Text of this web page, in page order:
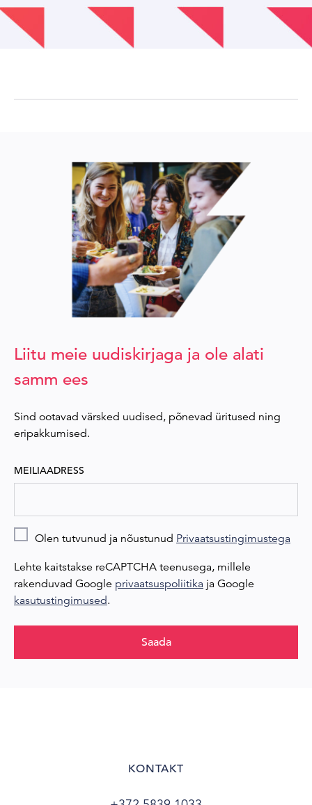
Liitu meie uudiskirjaga ja ole alati
samm ees
Sind ootavad värsked uudised, põnevad üritused ning
eripakkumised.
MEILIAADRESS
Olen tutvunud ja nõustunud Privaatsustingimustega
Lehte kaitstakse reCAPTCHA teenusega, millele
rakenduvad Google privaatsuspoliitika ja Google
kasutustingimused.
Saada
KONTAKT